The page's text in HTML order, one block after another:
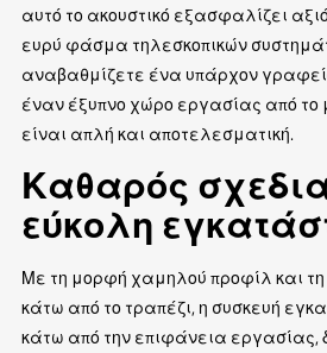
αυτό το ακουστικό εξασφαλίζει
ευρύ φάσμα τηλεσκοπικών
αναβαθμίζετε ένα υπάρχον
έναν έξυπνο χώρο εργασίας από
είναι απλή και αποτελεσματική.
Καθαρός
εύκολη
Με τη μορφή χαμηλού προφίλ και
κάτω από το τραπέζι, η συσκευή
κάτω από την επιφάνεια εργασίας,